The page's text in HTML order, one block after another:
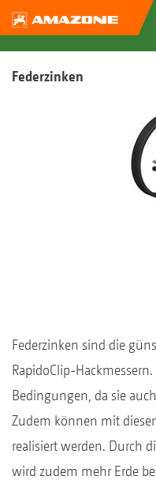
Federzinken
Federzinken sind die
RapidoClip-
Bedingungen, da sie
Zudem können mit
realisiert werden. Durch
wird zudem mehr Erde